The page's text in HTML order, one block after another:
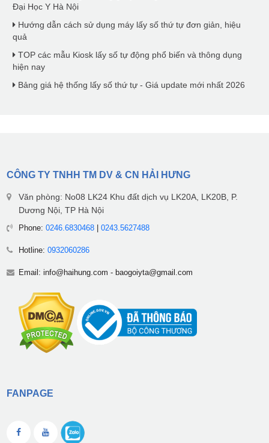
Đại Học Y Hà Nội
Hướng dẫn cách sử dụng máy lấy số thứ tự đơn giản, hiệu
quả
TOP các mẫu Kiosk lấy số tự động phổ biến và thông dụng
hiện nay
Bảng giá hệ thống lấy số thứ tự - Giá update mới nhất 2026
CÔNG TY TNHH TM DV & CN HẢI HƯNG
Văn phòng: No08 LK24 Khu đất dịch vụ LK20A, LK20B, P.
Dương Nội, TP Hà Nội
Phone: 0246.6830468| 0243.5627488
Hotline: 0932060286
Email: info@haihung.com - baogoiyta@gmail.com
FANPAGE